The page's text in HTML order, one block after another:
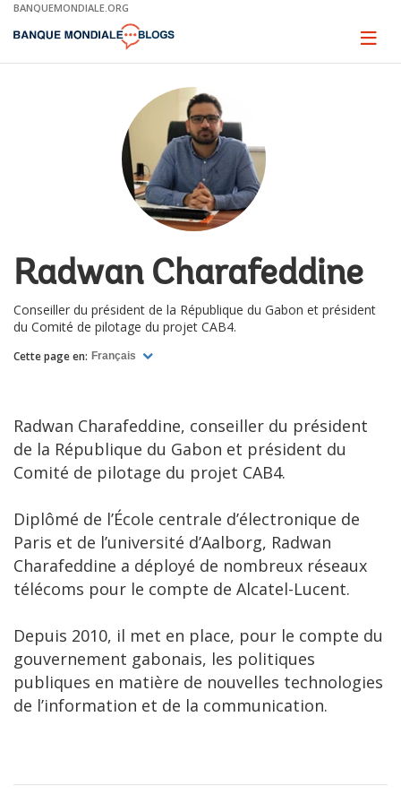
Skip
Main
BANQUEMONDIALE.ORG
Page
Radwan Charafeddine
Conseiller du président de la République du Gabon et président
du Comité de pilotage du projet CAB4.
Cette page en: Français
Radwan Charafeddine, conseiller du président
de la République du Gabon et président du
Comité de pilotage du projet CAB4.
Diplômé de l’École centrale d’électronique de
Paris et de l’université d’Aalborg, Radwan
Charafeddine a déployé de nombreux réseaux
télécoms pour le compte de Alcatel-Lucent.
Depuis 2010, il met en place, pour le compte du
gouvernement gabonais, les politiques
publiques en matière de nouvelles technologies
de l’information et de la communication.